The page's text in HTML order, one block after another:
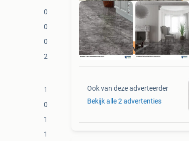
0
0
0
2
1
0
1
1
Hoge kwaliteit
Ook van deze adverteerder
Bekijk alle 2 advertenties